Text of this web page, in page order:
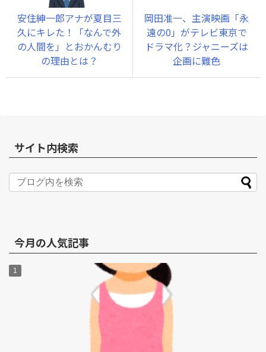
安住紳一郎アナが夏目三
久にキレた！「なんで外
の人間を」とおかんむり
の理由とは？
岡田准一、主演映画「永
遠の0」がテレビ東京で
ドラマ化？ジャニーズは
企画に難色
サイト内検索
今月の人気記事